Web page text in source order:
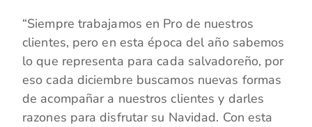
“Siempre trabajamos en Pro de nuestros
clientes, pero en esta época del año sabemos
lo que representa para cada salvadoreño, por
eso cada diciembre buscamos nuevas formas
de acompañar a nuestros clientes y darles
razones para disfrutar su Navidad. Con esta